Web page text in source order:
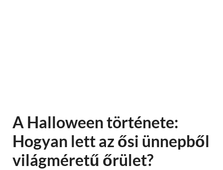
A Halloween története:
Hogyan lett az ősi ünnepből
világméretű őrület?